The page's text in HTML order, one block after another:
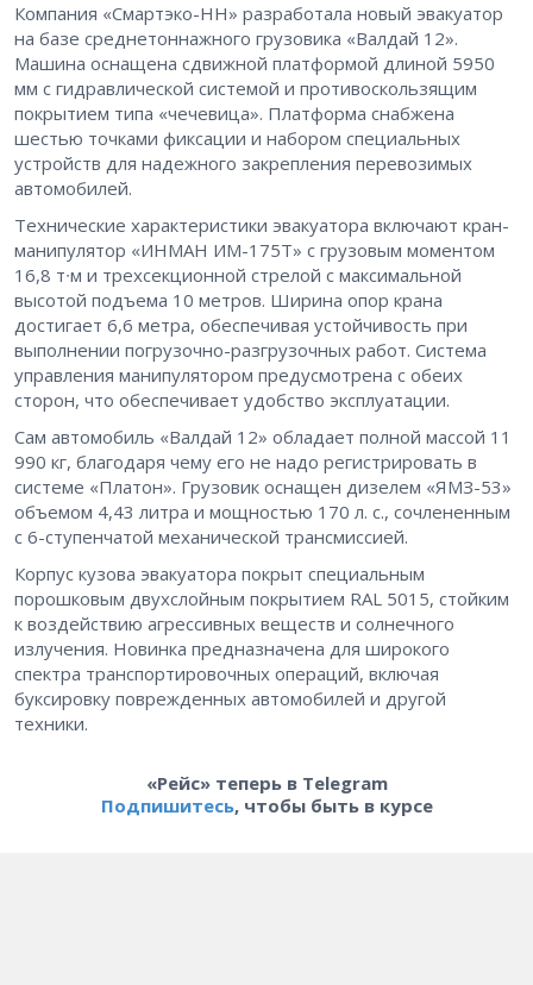
Компания «Смартэко-НН» разработала новый эвакуатор
на базе среднетоннажного грузовика «Валдай 12».
Машина оснащена сдвижной платформой длиной 5950
мм с гидравлической системой и противоскользящим
покрытием типа «чечевица». Платформа снабжена
шестью точками фиксации и набором специальных
устройств для надежного закрепления перевозимых
автомобилей.
Технические характеристики эвакуатора включают кран-
манипулятор «ИНМАН ИМ-175T» с грузовым моментом
16,8 т∙м и трехсекционной стрелой с максимальной
высотой подъема 10 метров. Ширина опор крана
достигает 6,6 метра, обеспечивая устойчивость при
выполнении погрузочно-разгрузочных работ. Система
управления манипулятором предусмотрена с обеих
сторон, что обеспечивает удобство эксплуатации.
Сам автомобиль «Валдай 12» обладает полной массой 11
990 кг, благодаря чему его не надо регистрировать в
системе «Платон». Грузовик оснащен дизелем «ЯМЗ-53»
объемом 4,43 литра и мощностью 170 л. с., сочлененным
с 6-ступенчатой механической трансмиссией.
Корпус кузова эвакуатора покрыт специальным
порошковым двухслойным покрытием RAL 5015, стойким
к воздействию агрессивных веществ и солнечного
излучения. Новинка предназначена для широкого
спектра транспортировочных операций, включая
буксировку поврежденных автомобилей и другой
техники.
«Рейс» теперь в Telegram
Подпишитесь, чтобы быть в курсе